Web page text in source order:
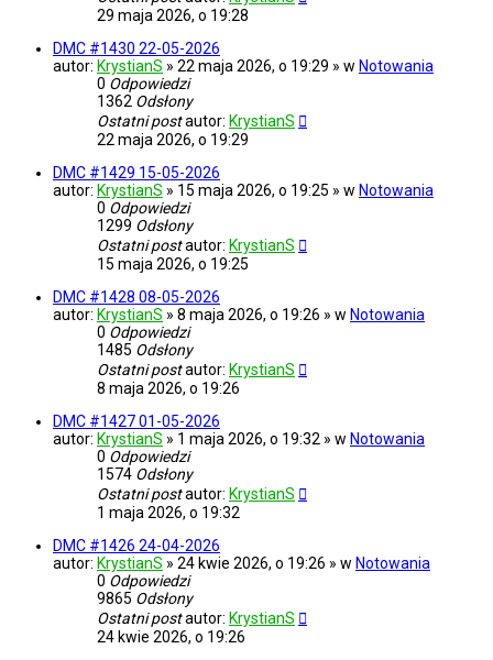
29 maja 2026, o 19:28
DMC #1430 22-05-2026
autor: KrystianS » 22 maja 2026, o 19:29 » w Notowania
0 Odpowiedzi
1362 Odsłony
Ostatni postautor: KrystianS
22 maja 2026, o 19:29
DMC #1429 15-05-2026
autor: KrystianS » 15 maja 2026, o 19:25 » w Notowania
0 Odpowiedzi
1299 Odsłony
Ostatni postautor: KrystianS
15 maja 2026, o 19:25
DMC #1428 08-05-2026
autor: KrystianS » 8 maja 2026, o 19:26 » w Notowania
0 Odpowiedzi
1485 Odsłony
Ostatni postautor: KrystianS
8 maja 2026, o 19:26
DMC #1427 01-05-2026
autor: KrystianS » 1 maja 2026, o 19:32 » w Notowania
0 Odpowiedzi
1574 Odsłony
Ostatni postautor: KrystianS
1 maja 2026, o 19:32
DMC #1426 24-04-2026
autor: KrystianS » 24 kwie 2026, o 19:26 » w Notowania
0 Odpowiedzi
9865 Odsłony
Ostatni postautor: KrystianS
24 kwie 2026, o 19:26